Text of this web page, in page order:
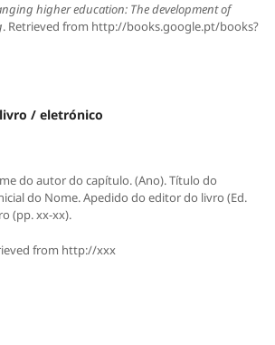
higher education: The development of
. Retrieved from http://books.google.pt/books?
/ eletrónico
do autor do capítulo. (Ano). Título do
do Nome. Apedido do editor do livro (Ed.
(pp. xx-xx).
from http://xxx